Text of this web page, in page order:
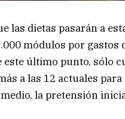
las dietas pasarán a
módulos por gastos
último punto, sólo
a las 12 actuales
la pretensión